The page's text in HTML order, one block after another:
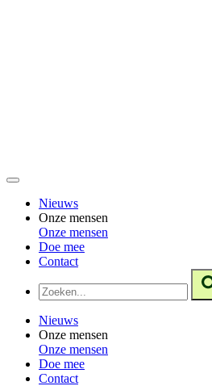
Nieuws
Onze mensen
Onze mensen
Doe mee
Contact
Nieuws
Onze mensen
Onze mensen
Doe mee
Contact